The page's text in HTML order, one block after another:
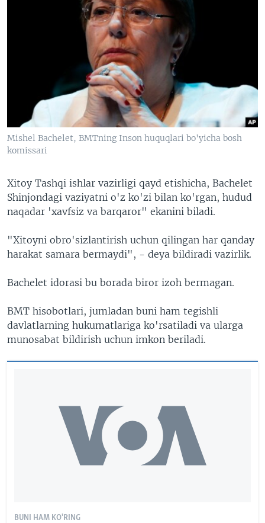
Mishel Bachelet, BMTning Inson huquqlari bo'yicha bosh
komissari
Xitoy Tashqi ishlar vazirligi qayd etishicha, Bachelet
Shinjondagi vaziyatni o'z ko'zi bilan ko'rgan, hudud
naqadar 'xavfsiz va barqaror" ekanini biladi.
"Xitoyni obro'sizlantirish uchun qilingan har qanday
harakat samara bermaydi", - deya bildiradi vazirlik.
Bachelet idorasi bu borada biror izoh bermagan.
BMT hisobotlari, jumladan buni ham tegishli
davlatlarning hukumatlariga ko'rsatiladi va ularga
munosabat bildirish uchun imkon beriladi.
BUNI HAM KO'RING